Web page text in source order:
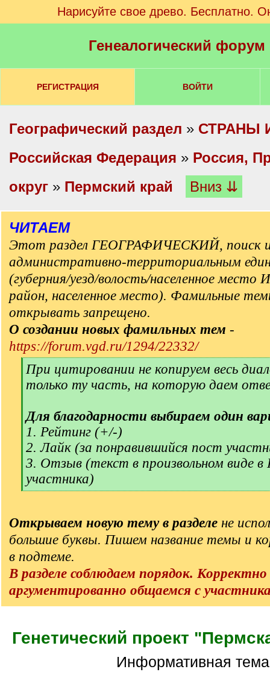
Нарисуйте свое древо. Бесплатно.
Генеалогический
РЕГИСТРАЦИЯ ВОЙТИ
Географический раздел » СТРАНЫ
Российская Федерация » Россия,
округ » Пермский край Вниз ⇊
ЧИТАЕМ
Этот раздел ГЕОГРАФИЧЕСКИЙ, поиск
административно-территориальным
(губерния/уезд/волость/населенное
район, населенное место). Фамильные
открывать запрещено.
О создании новых фамильных тем -
https://forum.vgd.ru/1294/22332/
[
q
]
При цитировании не копируем весь
только ту часть, на которую даем
Для благодарности выбираем один
1. Рейтинг (+/-)
2. Лайк (за понравившийся пост
3. Отзыв (текст в произвольном виде
участника)
[
]
Открываем новую тему в разделе не
большие буквы. Пишем название темы и
в подтеме.
В разделе соблюдаем порядок.
аргументированно общаемся с
Генетический проект
Информативная тема